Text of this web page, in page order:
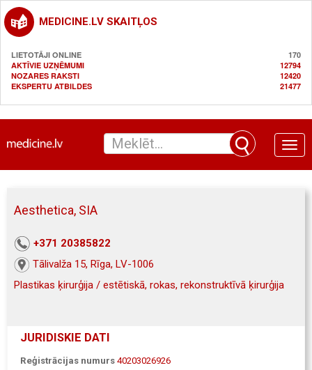
MEDICINE.LV SKAITĻOS
LIETOTĀJI ONLINE
170
AKTĪVIE UZŅĒMUMI
12794
NOZARES RAKSTI
12420
EKSPERTU ATBILDES
21477
Toggle
Aesthetica, SIA
+371 20385822
Tālivalža 15, Rīga, LV-1006
Plastikas ķirurģija / estētiskā, rokas, rekonstruktīvā ķirurģija
JURIDISKIE DATI
Reģistrācijas numurs 40203026926